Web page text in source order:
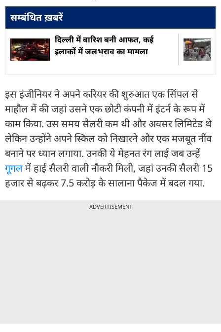
सम्बंधित ख़बरें
दिल्ली में बारिश बनी आफत, कई
इलाकों में जलभराव का मामला
इस इंजीनियर ने अपने करियर की शुरुआत एक सिंपल से
माहौल में की जहां उसने एक छोटी कंपनी में इंटर्न के रूप में
काम किया. उस समय सैलरी कम थी और अवसर लिमिटेड थे
लेकिन उन्होंने अपने स्किल को निखारने और एक मजबूत नींव
बनाने पर ध्यान लगाया. उनकी ये मेहनत रंग लाई जब उन्हें
गूगलमें हाई सैलरी वाली नौकरी मिली, जहां उनकी सैलरी 15
हजार से बढ़कर 7.5 करोड़ के सालाना पैकेज में बदल गया.
ADVERTISEMENT